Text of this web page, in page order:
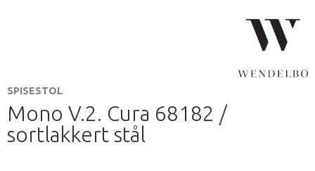
SPISESTOL
Mono V.2. Cura 68182 /
sortlakkert stål